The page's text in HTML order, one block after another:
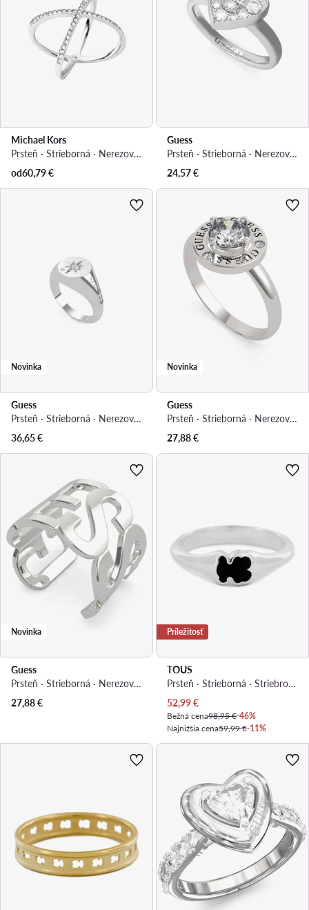
Michael Kors
Prsteň · Strieborná · Nerezová oceľ, Sklo
od60,79€
Guess
Prsteň · Strieborná · Nerezová oceľ
24,57€
Novinka
Guess
Prsteň · Strieborná · Nerezová oceľ
36,65€
Novinka
Guess
Prsteň · Strieborná · Nerezová oceľ
27,88€
Novinka
Guess
Prsteň · Strieborná · Nerezová oceľ
27,88€
Príležitosť
TOUS
Prsteň · Strieborná · Striebro 925
Aktuálna cena
52,99€
Bežná cena98,95 €-46%
Najnižšia cena59,99 €-11%